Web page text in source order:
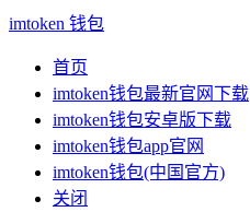
imtoken 钱包
首页
imtoken钱包最新官网下载
imtoken钱包安卓版下载
imtoken钱包app官网
imtoken钱包(中国官方)
关闭